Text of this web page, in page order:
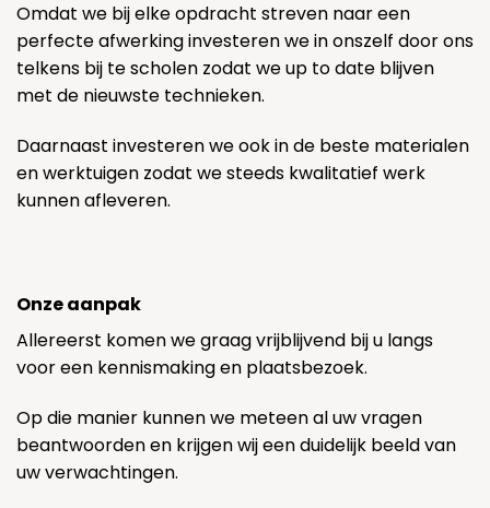
Omdat we bij elke opdracht streven naar een
perfecte afwerking investeren we in onszelf door ons
telkens bij te scholen zodat we up to date blijven
met de nieuwste technieken.
Daarnaast investeren we ook in de beste materialen
en werktuigen zodat we steeds kwalitatief werk
kunnen afleveren.
Onze aanpak
Allereerst komen we graag vrijblijvend bij u langs
voor een kennismaking en plaatsbezoek.
Op die manier kunnen we meteen al uw vragen
beantwoorden en krijgen wij een duidelijk beeld van
uw verwachtingen.